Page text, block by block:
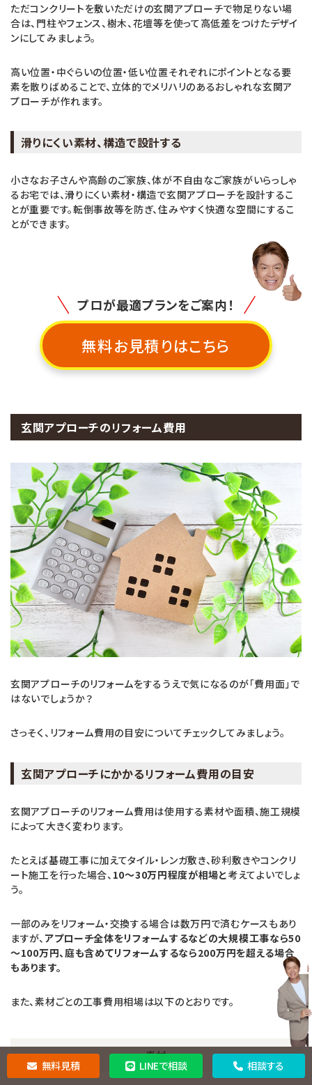
ただコンクリートを敷いただけの玄関アプローチで物足りない場
合は、門柱やフェンス、樹木、花壇等を使って高低差をつけたデザイ
ンにしてみましょう。
高い位置・中ぐらいの位置・低い位置それぞれにポイントとなる要
素を散りばめることで、立体的でメリハリのあるおしゃれな玄関ア
プローチが作れます。
滑りにくい素材、構造で設計する
小さなお子さんや高齢のご家族、体が不自由なご家族がいらっしゃ
るお宅では、滑りにくい素材・構造で玄関アプローチを設計するこ
とが重要です。転倒事故等を防ぎ、住みやすく快適な空間にするこ
とができます。
プロが最適プランをご案内！
無料お見積りはこちら
玄関アプローチのリフォーム費用
玄関アプローチのリフォームをするうえで気になるのが「費用面」で
はないでしょうか？
さっそく、リフォーム費用の目安についてチェックしてみましょう。
玄関アプローチにかかるリフォーム費用の目安
玄関アプローチのリフォーム費用は使用する素材や面積、施工規模
によって大きく変わります。
たとえば基礎工事に加えてタイル・レンガ敷き、砂利敷きやコンクリ
ート施工を行った場合、 10～30万円程度が相場と考えてよいでしょ
う。
一部のみをリフォーム・交換する場合は数万円で済むケースもあり
ますが、 アプローチ全体をリフォームするなどの大規模工事なら50
～100万円、庭も含めてリフォームするなら200万円を超える場合
もあります。
また、素材ごとの工事費用相場は以下のとおりです。
素材
無料見積 LINEで相談 相談する